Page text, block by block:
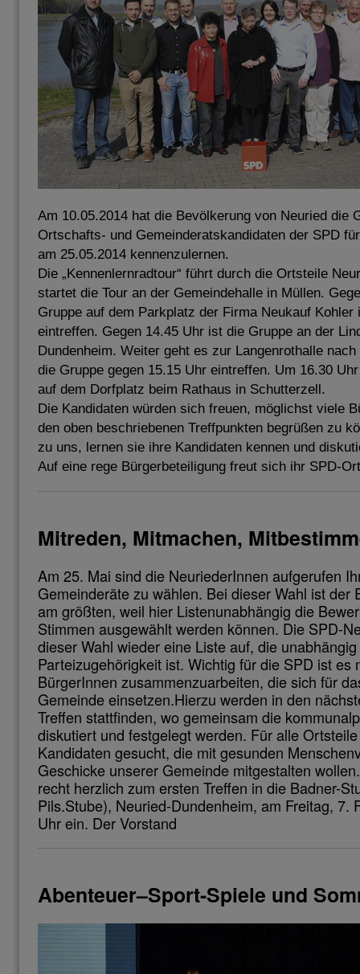
Am 10.05.2014 hat die Bevölkerung von Neuried die
Ortschafts- und Gemeinderatskandidaten der SPD
am 25.05.2014 kennenzulernen.
Die „Kennenlernradtour“ führt durch die Ortsteile
startet die Tour an der Gemeindehalle in Müllen.
Gruppe auf dem Parkplatz der Firma Neukauf Kohler
eintreffen. Gegen 14.45 Uhr ist die Gruppe an der
Dundenheim. Weiter geht es zur Langenrothalle
die Gruppe gegen 15.15 Uhr eintreffen. Um 16.30
auf dem Dorfplatz beim Rathaus in Schutterzell.
Die Kandidaten würden sich freuen, möglichst viele
den oben beschriebenen Treffpunkten begrüßen zu
zu uns, lernen sie ihre Kandidaten kennen und
Auf eine rege Bürgerbeteiligung freut sich ihr SPD-
Mitreden, Mitmachen,
Am 25. Mai sind die NeuriederInnen aufgerufen
Gemeinderäte zu wählen. Bei dieser Wahl ist der
am größten, weil hier Listenunabhängig die
Stimmen ausgewählt werden können. Die SPD-
dieser Wahl wieder eine Liste auf, die
Parteizugehörigkeit ist. Wichtig für die SPD ist es
BürgerInnen zusammenzuarbeiten, die sich für
Gemeinde einsetzen.Hierzu werden in den
Treffen stattfinden, wo gemeinsam die
diskutiert und festgelegt werden. Für alle
Kandidaten gesucht, die mit gesunden
Geschicke unserer Gemeinde mitgestalten
recht herzlich zum ersten Treffen in die Badner-
Pils.Stube), Neuried-Dundenheim, am Freitag, 7.
Uhr ein. Der Vorstand
Abenteuer–Sport-Spiele und